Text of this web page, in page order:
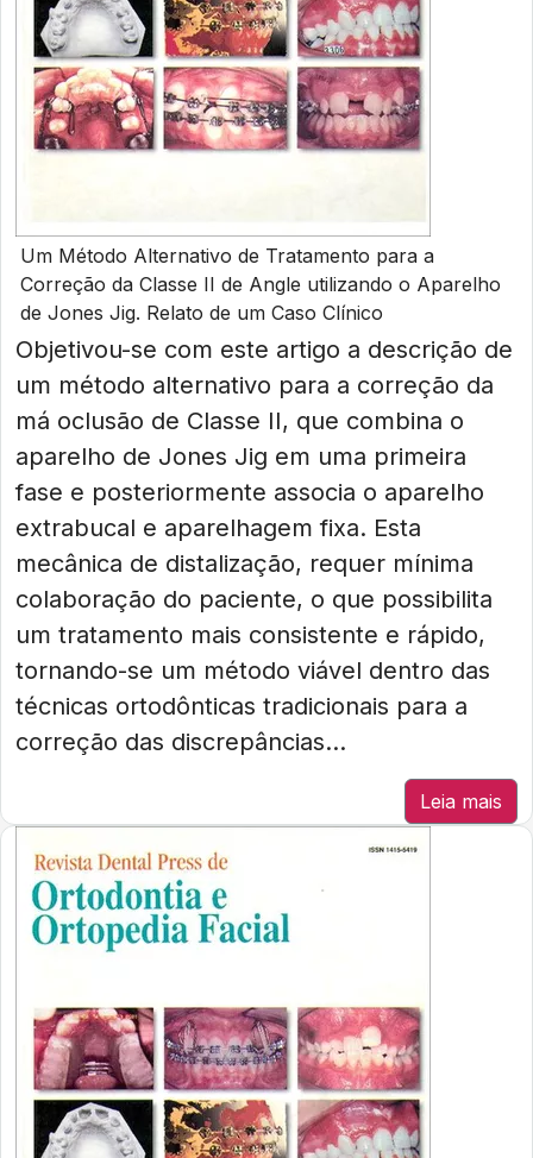
Um Método Alternativo de Tratamento para a
Correção da Classe II de Angle utilizando o Aparelho
de Jones Jig. Relato de um Caso Clínico
Objetivou-se com este artigo a descrição de
um método alternativo para a correção da
má oclusão de Classe II, que combina o
aparelho de Jones Jig em uma primeira
fase e posteriormente associa o aparelho
extrabucal e aparelhagem fixa. Esta
mecânica de distalização, requer mínima
colaboração do paciente, o que possibilita
um tratamento mais consistente e rápido,
tornando-se um método viável dentro das
técnicas ortodônticas tradicionais para a
correção das discrepâncias...
Leia mais